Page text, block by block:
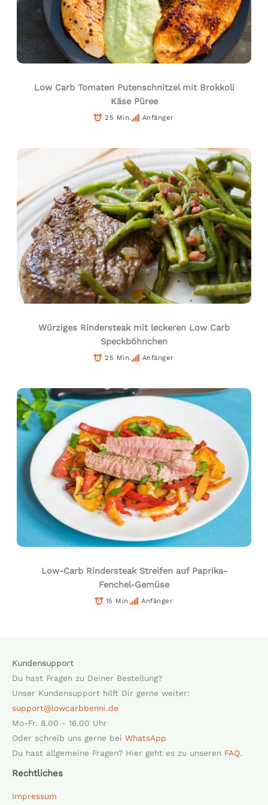
Low Carb Tomaten Putenschnitzel mit Brokkoli
Käse Püree
25 Min. Anfänger
Würziges Rindersteak mit leckeren Low Carb
Speckböhnchen
25 Min. Anfänger
Low-Carb Rindersteak Streifen auf Paprika-
Fenchel-Gemüse
15 Min. Anfänger
Kundensupport
Du hast Fragen zu Deiner Bestellung?
Unser Kundensupport hilft Dir gerne weiter:
support@lowcarbbenni.de
Mo-Fr. 8.00 - 16.00 Uhr
Oder schreib uns gerne bei WhatsApp
Du hast allgemeine Fragen? Hier geht es zu unseren FAQ.
Rechtliches
Impressum